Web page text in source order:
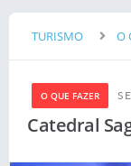
TURISMO O
O QUE FAZER
Catedral